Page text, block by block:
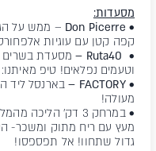
מסעדות:
• Don Picerre
– ממש על
קפה קטן עם עוגיות
• Ruta40 –
מסעדת בשרים
וטעמים נפלאים! טיפ
• FACTORY –
בארנסל ליד
מעולה!
• במרחק 3 דק'
מעץ עם ריח מתוק ומשכר-
גדול שתחוו! אל תפספסו!